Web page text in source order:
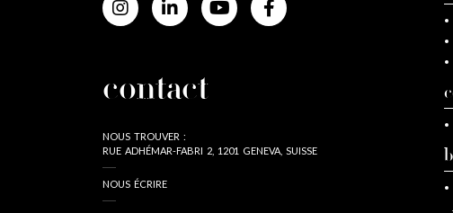
contact
NOUS TROUVER :
RUE ADHÉMAR-FABRI 2, 1201 GENEVA, SUISSE
NOUS ÉCRIRE